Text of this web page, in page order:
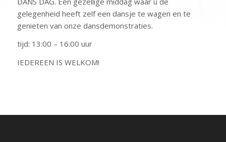
gelegenheid heeft zelf een dansje te wagen en te
genieten van onze dansdemonstraties.
tijd: 13:00 – 16:00 uur
IEDEREEN IS WELKOM!